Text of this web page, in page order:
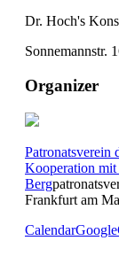
Dr. Hoch's
Sonnemannstr.
Organizer
Patronatsverein
Kooperation
Berg
Frankfurt am
Calendar